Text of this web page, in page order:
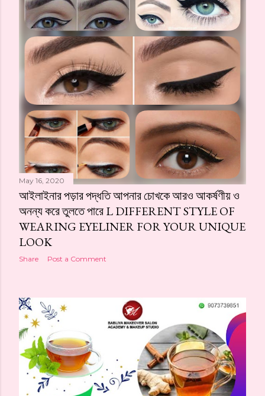
May 16, 2020
আইলাইনার পড়ার পদ্ধতি আপনার চোখকে আরও আকর্ষণীয় ও
অনন্য করে তুলতে পারে L DIFFERENT STYLE OF
WEARING EYELINER FOR YOUR UNIQUE
LOOK
Share Post a Comment